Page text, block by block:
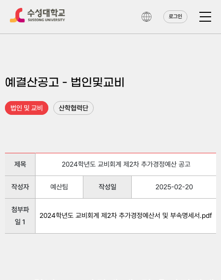
로그인
예결산공고 - 법인및교비
법인 및 교비 산학협력단
제목 2024학년도 교비회계 제2차 추가경정예산 공고
작성자 예산팀 작성일 2025-02-20
첨부파
일 1
2024학년도 교비회계 제2차 추가경정예산서 및 부속명세서.pdf